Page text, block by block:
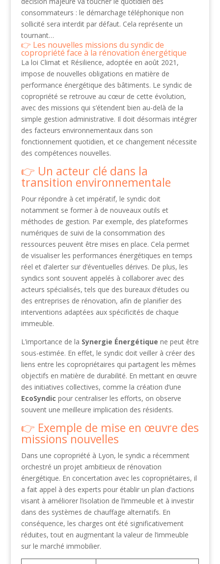
consommateurs : le démarchage téléphonique non
sollicité sera interdit par défaut. Cela représente un
tournant…
Les nouvelles missions du syndic de
copropriété face à la rénovation énergétique
La loi Climat et Résilience, adoptée en août 2021,
impose de nouvelles obligations en matière de
performance énergétique des bâtiments. Le syndic de
copropriété se retrouve au cœur de cette évolution,
avec des missions qui s’étendent bien au-delà de la
simple gestion administrative. Il doit désormais intégrer
des facteurs environnementaux dans son
fonctionnement quotidien, et ce changement nécessite
des compétences nouvelles.
Un acteur clé dans la
transition environnementale
Pour répondre à cet impératif, le syndic doit
notamment se former à de nouveaux outils et
méthodes de gestion. Par exemple, des plateformes
numériques de suivi de la consommation des
ressources peuvent être mises en place. Cela permet
de visualiser les performances énergétiques en temps
réel et d’alerter sur d’éventuelles dérives. De plus, les
syndics sont souvent appelés à collaborer avec des
acteurs spécialisés, tels que des bureaux d’études ou
des entreprises de rénovation, afin de planifier des
interventions adaptées aux spécificités de chaque
immeuble.
L’importance de la Synergie Énergétique ne peut être
sous-estimée. En effet, le syndic doit veiller à créer des
liens entre les copropriétaires qui partagent les mêmes
objectifs en matière de durabilité. En mettant en œuvre
des initiatives collectives, comme la création d’une
EcoSyndic pour centraliser les efforts, on observe
souvent une meilleure implication des résidents.
Exemple de mise en œuvre des
missions nouvelles
Dans une copropriété à Lyon, le syndic a récemment
orchestré un projet ambitieux de rénovation
énergétique. En concertation avec les copropriétaires, il
a fait appel à des experts pour établir un plan d’actions
visant à améliorer l’isolation de l’immeuble et à investir
dans des systèmes de chauffage alternatifs. En
conséquence, les charges ont été significativement
réduites, tout en augmentant la valeur de l’immeuble
sur le marché immobilier.